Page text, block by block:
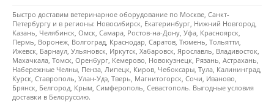
Быстро доставим ветеринарное оборудование по Москве, Санкт-
Петербургу и в регионы: Новосибирск, Екатеринбург, Нижний Новгород,
Казань, Челябинск, Омск, Самара, Ростов-на-Дону, Уфа, Красноярск,
Пермь, Воронеж, Волгоград, Краснодар, Саратов, Тюмень, Тольятти,
Ижевск, Барнаул, Ульяновск, Иркутск, Хабаровск, Ярославль, Владивосток,
Махачкала, Томск, Оренбург, Кемерово, Новокузнецк, Рязань, Астрахань,
Набережные Челны, Пенза, Липецк, Киров, Чебоксары, Тула, Калининград,
Курск, Ставрополь, Улан-Удэ, Тверь, Магнитогорск, Сочи, Иваново,
Брянск, Белгород, Крым, Симферополь, Севастополь. Выгодные условия
доставки в Белоруссию.